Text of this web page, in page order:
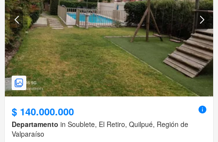
$ 140.000.000
Departamento in Soublete, El Retiro, Quilpué, Región de
Valparaíso